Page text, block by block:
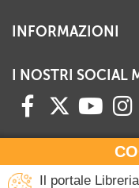
Il portale
INFORMAZIONI
I NOSTRI SOCIAL
HAI BISOGNO DI